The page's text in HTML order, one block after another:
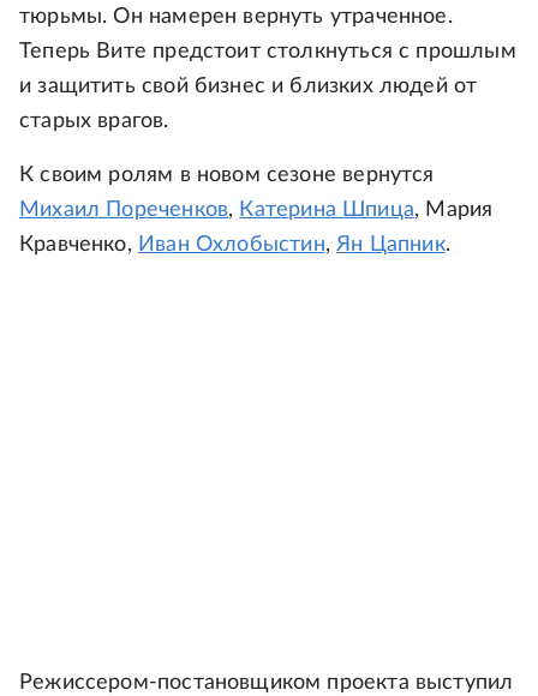
тюрьмы. Он намерен вернуть утраченное.
Теперь Вите предстоит столкнуться с прошлым
и защитить свой бизнес и близких людей от
старых врагов.
К своим ролям в новом сезоне вернутся
Михаил Пореченков, Катерина Шпица, Мария
Кравченко, Иван Охлобыстин,Ян Цапник.
Режиссером-постановщиком проекта выступил